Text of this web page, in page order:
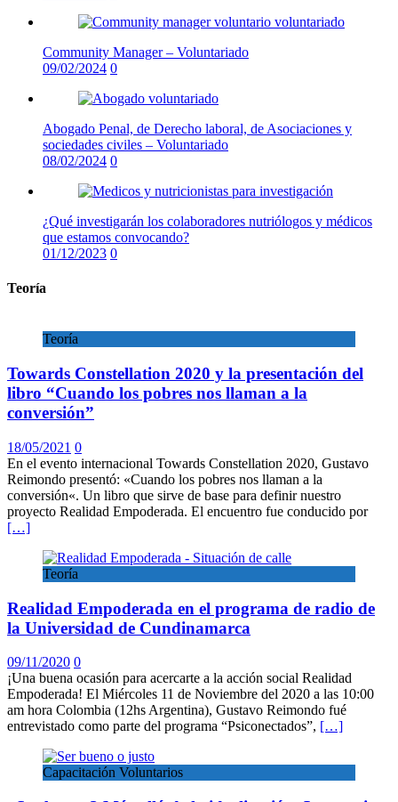
Community Manager – Voluntariado
09/02/2024 0
Abogado Penal, de Derecho laboral, de Asociaciones y
sociedades civiles – Voluntariado
08/02/2024 0
¿Qué investigarán los colaboradores nutriólogos y médicos
que estamos convocando?
01/12/2023 0
Teoría
Teoría
Towards Constellation 2020 y la presentación del
libro “Cuando los pobres nos llaman a la
conversión”
18/05/2021 0
En el evento internacional Towards Constellation 2020, Gustavo
Reimondo presentó: «Cuando los pobres nos llaman a la
conversión«. Un libro que sirve de base para definir nuestro
proyecto Realidad Empoderada. El encuentro fue conducido por
[…]
Teoría
Realidad Empoderada en el programa de radio de
la Universidad de Cundinamarca
09/11/2020 0
¡Una buena ocasión para acercarte a la acción social Realidad
Empoderada! El Miércoles 11 de Noviembre del 2020 a las 10:00
am hora Colombia (12hs Argentina), Gustavo Reimondo fué
entrevistado como parte del programa “Psiconectados”, […]
Capacitación Voluntarios